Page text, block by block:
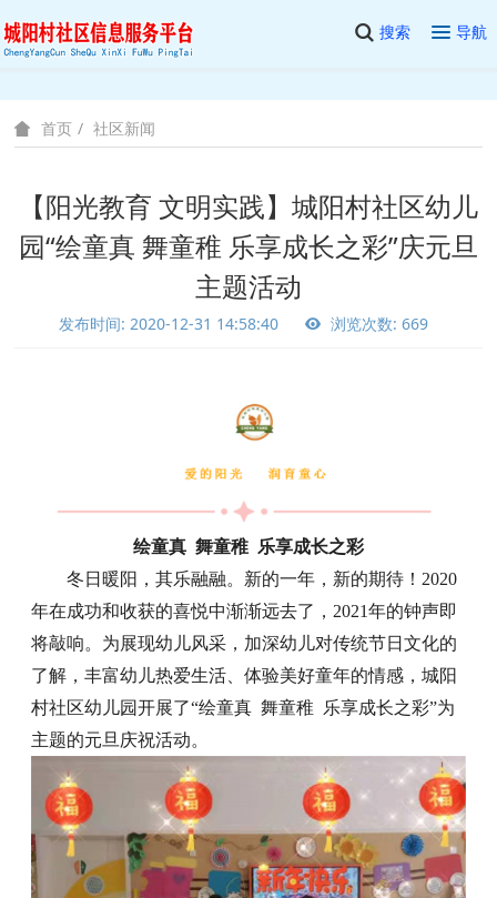
搜索 导航
首页 社区新闻
【阳光教育 文明实践】城阳村社区幼儿
园“绘童真 舞童稚 乐享成长之彩”庆元旦
主题活动
发布时间: 2020-12-31 14:58:40 浏览次数: 669
绘童真 舞童稚 乐享成长之彩
冬日暖阳，其乐融融。新的一年，新的期待！2020
年在成功和收获的喜悦中渐渐远去了，2021年的钟声即
将敲响。为展现幼儿风采，加深幼儿对传统节日文化的
了解，丰富幼儿热爱生活、体验美好童年的情感，城阳
村社区幼儿园开展了“绘童真 舞童稚 乐享成长之彩”为
主题的元旦庆祝活动。